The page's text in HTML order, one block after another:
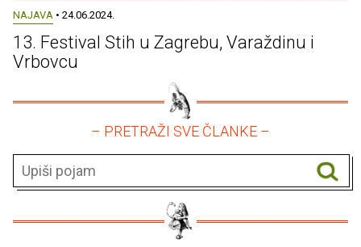
NAJAVA • 24.06.2024.
13. Festival Stih u Zagrebu, Varaždinu i
Vrbovcu
– PRETRAŽI SVE ČLANKE –